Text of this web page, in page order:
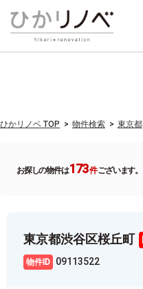
ひかリノベ TOP 物件検索 東京都
お探しの物件は173件ございます。
東京都渋谷区桜丘町
09113522